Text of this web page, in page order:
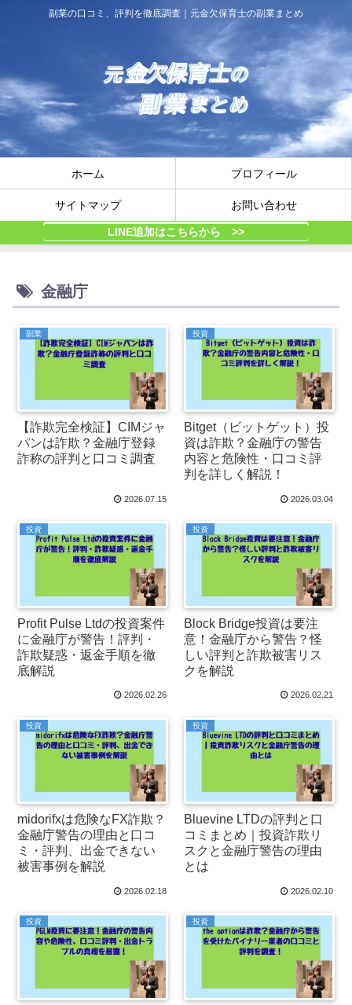
副業の口コミ、評判を徹底調査｜元金欠保育士の副業まとめ
ホーム プロフィール
サイトマップ お問い合わせ
LINE追加はこちらから >>
金融庁
副業
【詐欺完全検証】CIMジャ
パンは詐欺？金融庁登録
詐称の評判と口コミ調査
2026.07.15
投資
Bitget（ビットゲット）投
資は詐欺？金融庁の警告
内容と危険性・口コミ評
判を詳しく解説！
2026.03.04
投資
Profit Pulse Ltdの投資案件
に金融庁が警告！評判・
詐欺疑惑・返金手順を徹
底解説
2026.02.26
投資
Block Bridge投資は要注
意！金融庁から警告？怪
しい評判と詐欺被害リス
クを解説
2026.02.21
投資
midorifxは危険なFX詐欺？
金融庁警告の理由と口コ
ミ・評判、出金できない
被害事例を解説
2026.02.18
投資
Bluevine LTDの評判と口
コミまとめ｜投資詐欺リ
スクと金融庁警告の理由
とは
2026.02.10
投資 投資